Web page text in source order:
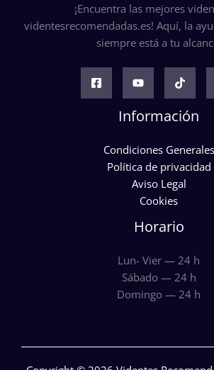
¡Encuentra las mejores
videntesrecomendadas.es! Aquí, la
siempre está a tu
Información
Condiciones Generales
Política de privacidad
Aviso Legal
Cookies
Horario
Lun- Vier — 24 h
Sábado — 24 h
Domingo — 24 h